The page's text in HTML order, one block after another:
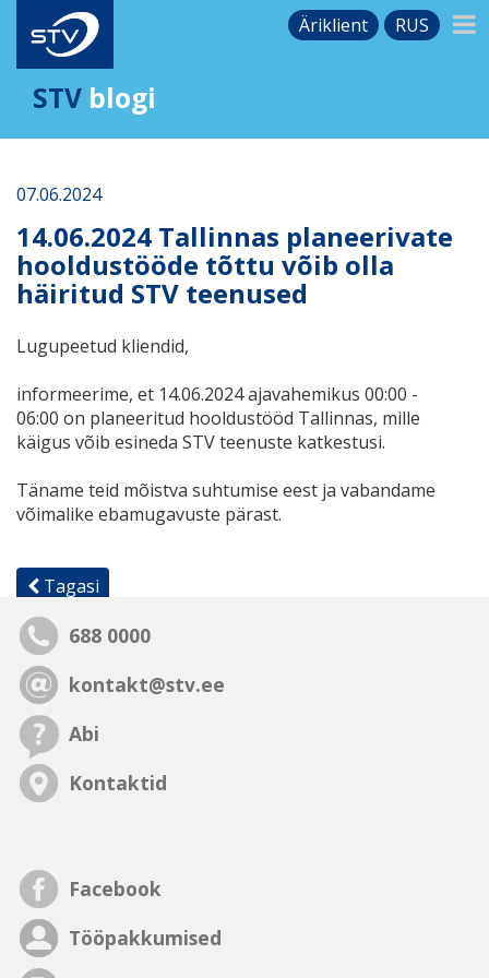
Äriklient RUS
STV blogi
07.06.2024
14.06.2024 Tallinnas planeerivate
hooldustööde tõttu võib olla
häiritud STV teenused
Lugupeetud kliendid,
informeerime, et 14.06.2024 ajavahemikus 00:00 -
06:00 on planeeritud hooldustööd Tallinnas, mille
käigus võib esineda STV teenuste katkestusi.
Täname teid mõistva suhtumise eest ja vabandame
võimalike ebamugavuste pärast.
Tagasi
688 0000
kontakt@stv.ee
Abi
Kontaktid
Facebook
Tööpakkumised